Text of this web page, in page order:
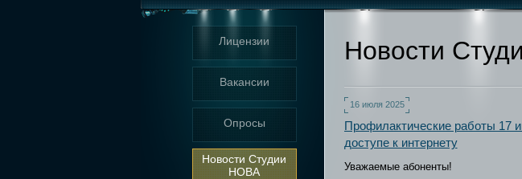
Лицензии
Вакансии
Опросы
Новости Студии
НОВА
Новости
16 июля 2025
Профилактические работы 17
доступе к интернету
Уважаемые абоненты!